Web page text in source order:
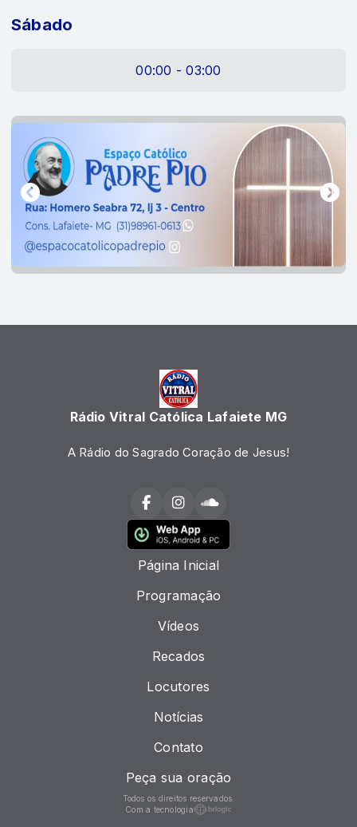
Sábado
00:00 - 03:00
Rádio Vitral Católica Lafaiete MG
A Rádio do Sagrado Coração de Jesus!
Página Inicial
Programação
Vídeos
Recados
Locutores
Notícias
Contato
Peça sua oração
Todos os direitos reservados.
Com a tecnologia